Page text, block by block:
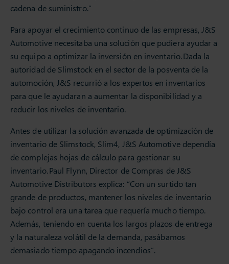
cadena de suministro.”
Para apoyar el crecimiento continuo de las empresas, J&S
Automotive necesitaba una solución que pudiera ayudar a
su equipo a optimizar la inversión en inventario. Dada la
autoridad de Slimstock en el sector de la posventa de la
automoción, J&S recurrió a los expertos en inventarios
para que le ayudaran a aumentar la disponibilidad y a
reducir los niveles de inventario.
Antes de utilizar la solución avanzada de optimización de
inventario de Slimstock, Slim4, J&S Automotive dependía
de complejas hojas de cálculo para gestionar su
inventario. Paul Flynn, Director de Compras de J&S
Automotive Distributors explica: “Con un surtido tan
grande de productos, mantener los niveles de inventario
bajo control era una tarea que requería mucho tiempo.
Además, teniendo en cuenta los largos plazos de entrega
y la naturaleza volátil de la demanda, pasábamos
demasiado tiempo apagando incendios”.